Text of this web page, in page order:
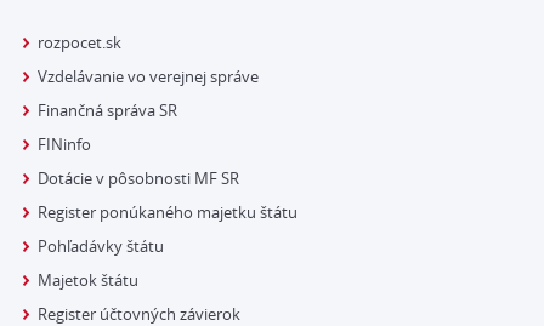
rozpocet.sk
Vzdelávanie vo verejnej správe
Finančná správa SR
FINinfo
Dotácie v pôsobnosti MF SR
Register ponúkaného majetku štátu
Pohľadávky štátu
Majetok štátu
Register účtovných závierok